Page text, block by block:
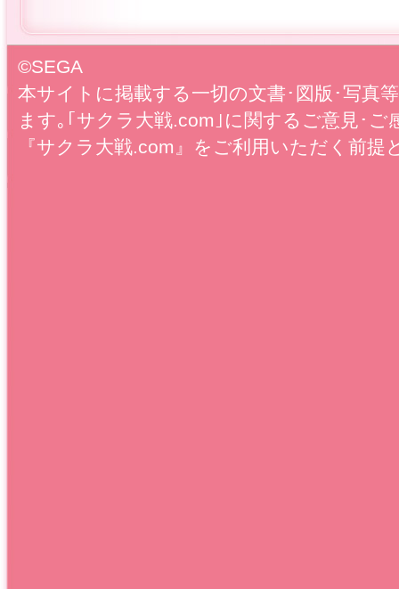
©SEGA
本サイトに掲載する一切の文書･図版･写真
ます｡｢サクラ大戦.com｣に関するご意見･ご
『サクラ大戦.com』をご利用いただく前提